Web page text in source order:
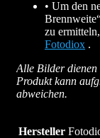
• Um den
zu ermitteln,
Fotodiox .
Alle Bilder dienen
Produkt kann
abweichen.
Hersteller